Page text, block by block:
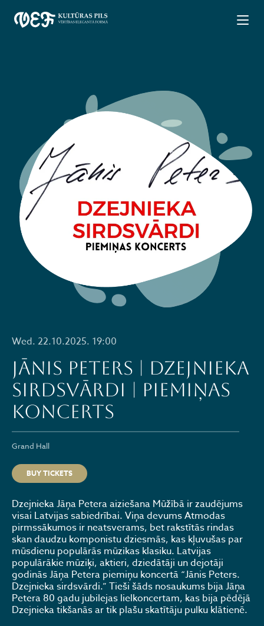
Wed. 22.10.2025. 19:00
Jānis Peters | Dzejnieka
sirdsvārdi | Piemiņas
koncerts
Grand Hall
BUY TICKETS
Dzejnieka Jāņa Petera aiziešana Mūžībā ir zaudējums
visai Latvijas sabiedrībai. Viņa devums Atmodas
pirmssākumos ir neatsverams, bet rakstītās rindas
skan daudzu komponistu dziesmās, kas kļuvušas par
mūsdienu populārās mūzikas klasiku. Latvijas
populārākie mūziķi, aktieri, dziedātāji un dejotāji
godinās Jāņa Petera piemiņu koncertā “Jānis Peters.
Dzejnieka sirdsvārdi.” Tieši šāds nosaukums bija Jāņa
Petera 80 gadu jubilejas lielkoncertam, kas bija pēdējā
Dzejnieka tikšanās ar tik plašu skatītāju pulku klātienē.